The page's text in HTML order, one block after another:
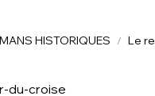
HISTORIQUES Le